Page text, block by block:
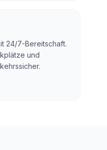
24/7-Bereitschaft.
und